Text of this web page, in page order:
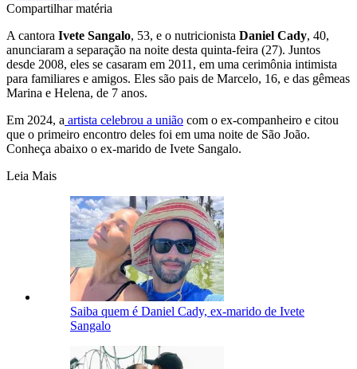
Compartilhar matéria
A cantora Ivete Sangalo, 53, e o nutricionista Daniel Cady, 40,
anunciaram a separação na noite desta quinta-feira (27). Juntos
desde 2008, eles se casaram em 2011, em uma cerimônia intimista
para familiares e amigos. Eles são pais de Marcelo, 16, e das gêmeas
Marina e Helena, de 7 anos.
Em 2024, a artista celebrou a união com o ex-companheiro e citou
que o primeiro encontro deles foi em uma noite de São João.
Conheça abaixo o ex-marido de Ivete Sangalo.
Leia Mais
Saiba quem é Daniel Cady, ex-marido de Ivete
Sangalo